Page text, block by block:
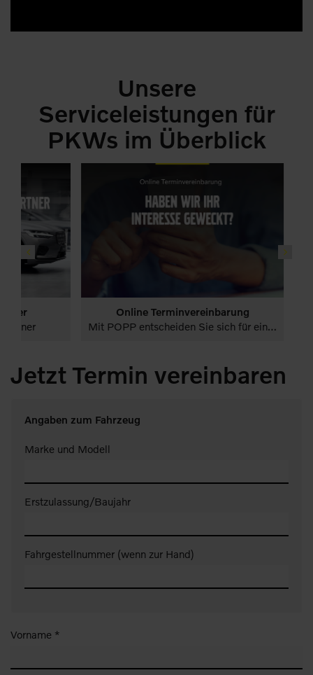
Unsere
Serviceleistungen für
PKWs im Überblick
Volvo Vollelektrisch
Volvo Plug-in Hybrid
Volvo Mild-Hybrid
Leistungen
Startseite
Online Terminvereinbarung
Mit POPP entscheiden Sie sich für einen rundum kompetenten PKW-Partner.
Leistungen
Jetzt Termin vereinbaren
Angaben zum Fahrzeug
Marke und Modell
Erstzulassung/Baujahr
Fahrgestellnummer (wenn zur Hand)
Vorname *